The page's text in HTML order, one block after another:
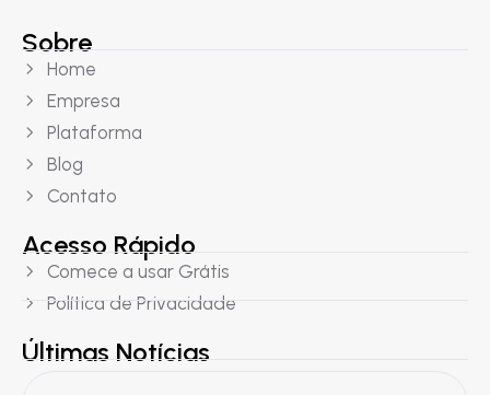
Sobre
Home
Empresa
Plataforma
Blog
Contato
Acesso Rápido
Comece a usar Grátis
Política de Privacidade
Últimas Notícias